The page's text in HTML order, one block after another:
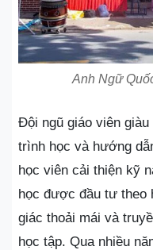
Anh Ngữ
Đội ngũ giáo viên
trình học và hướng
học viên cải thiện kỹ
học được đầu tư theo
giác thoải mái và
học tập. Qua nhiều